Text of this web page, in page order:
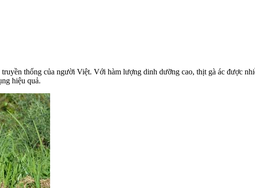
thống của người Việt. Với hàm lượng dinh dưỡng cao, thịt gà ác được
hiệu quả.